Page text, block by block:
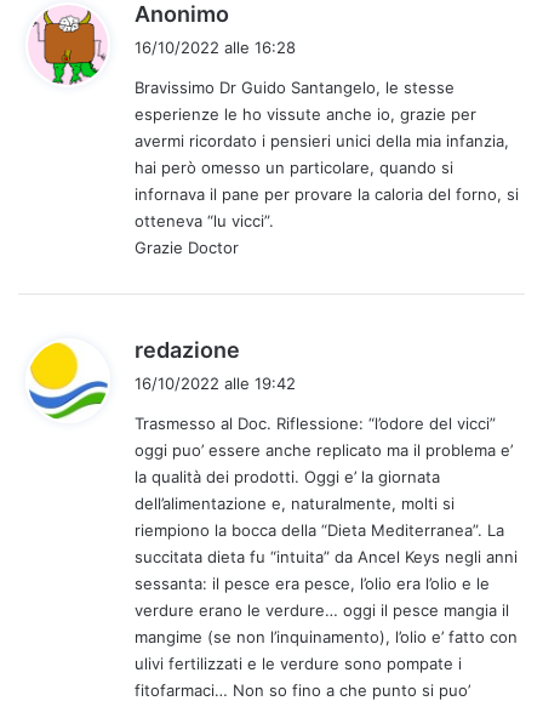
Anonimo
e
t
t
o
:
16/10/2022 alle 16:28
Bravissimo Dr Guido Santangelo, le stesse
esperienze le ho vissute anche io, grazie per
avermi ricordato i pensieri unici della mia infanzia,
hai però omesso un particolare, quando si
infornava il pane per provare la caloria del forno, si
otteneva “lu vicci”.
Grazie Doctor
redazione
e
t
t
o
:
16/10/2022 alle 19:42
Trasmesso al Doc. Riflessione: “l’odore del vicci”
oggi puo’ essere anche replicato ma il problema e’
la qualità dei prodotti. Oggi e’ la giornata
dell’alimentazione e, naturalmente, molti si
riempiono la bocca della “Dieta Mediterranea”. La
succitata dieta fu “intuita” da Ancel Keys negli anni
sessanta: il pesce era pesce, l’olio era l’olio e le
verdure erano le verdure… oggi il pesce mangia il
mangime (se non l’inquinamento), l’olio e’ fatto con
ulivi fertilizzati e le verdure sono pompate i
fitofarmaci… Non so fino a che punto si puo’